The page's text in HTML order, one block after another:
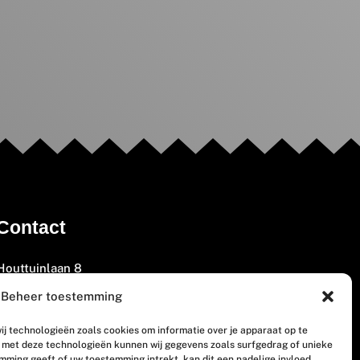
Beheer toestemming
technologieën zoals cookies om informatie over je apparaat op te
deze technologieën kunnen wij gegevens zoals surfgedrag of unieke
8
GM Woerden
405 200